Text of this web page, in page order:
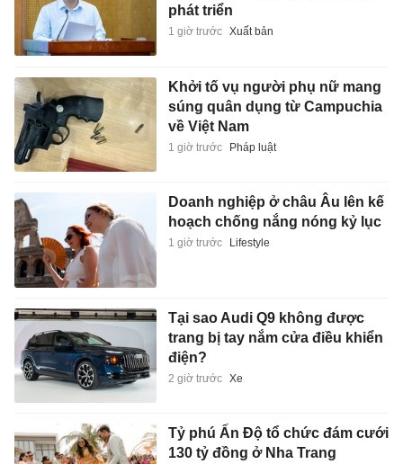
phát triển
1 giờ trước Xuất bản
Khởi tố vụ người phụ nữ mang
súng quân dụng từ Campuchia
về Việt Nam
1 giờ trước Pháp luật
Doanh nghiệp ở châu Âu lên kế
hoạch chống nắng nóng kỷ lục
1 giờ trước Lifestyle
Tại sao Audi Q9 không được
trang bị tay nắm cửa điều khiển
điện?
2 giờ trước Xe
Tỷ phú Ấn Độ tổ chức đám cưới
130 tỷ đồng ở Nha Trang